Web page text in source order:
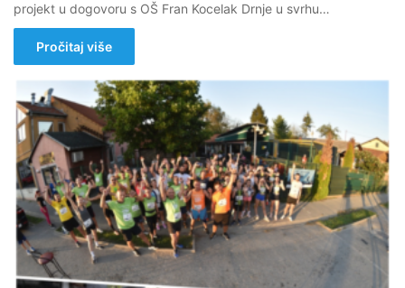
projekt u dogovoru s OŠ Fran Kocelak Drnje u svrhu…
Pročitaj više